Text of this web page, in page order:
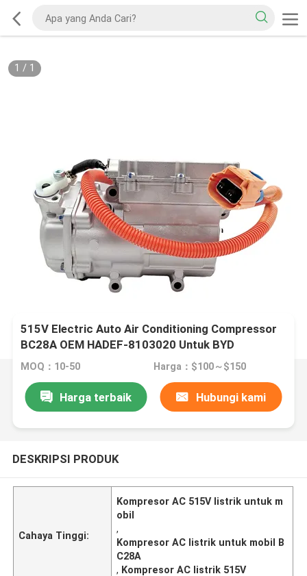
1 / 1
515V Electric Auto Air Conditioning Compressor
BC28A OEM HADEF-8103020 Untuk BYD
MOQ：10-50 Harga：$100～$150
Harga terbaik Hubungi kami
DESKRIPSI PRODUK
Cahaya Tinggi:
Kompresor AC 515V listrik untuk m
obil
,
Kompresor AC listrik untuk mobil B
C28A
, Kompresor AC listrik 515V